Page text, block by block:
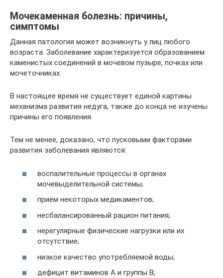
Мочекаменная болезнь: причины,
симптомы
Данная патология может возникнуть у лиц любого
возраста. Заболевание характеризуется образованием
каменистых соединений в мочевом пузыре, почках или
мочеточниках.
В настоящее время не существует единой картины
механизма развития недуга, также до конца не изучены
причины его появления.
Тем не менее, доказано, что пусковыми факторами
развития заболевания являются:
воспалительные процессы в органах
мочевыделительной системы;
приём некоторых медикаментов;
несбалансированный рацион питания;
нерегулярные физические нагрузки или их
отсутствие;
низкое качество употребляемой воды;
дефицит витаминов А и группы В;